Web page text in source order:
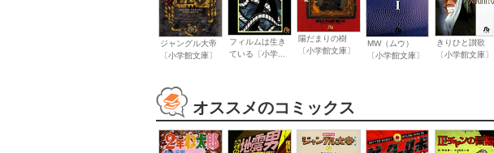
ジャングル大帝
〔小学館文庫〕
フィルムは生き
ている〔小学...
陽だまりの樹
〔小学館文庫〕
MW（ムウ）
〔小学館文庫〕
きりひと讃歌
〔小学館文庫〕
オススメのコミックス